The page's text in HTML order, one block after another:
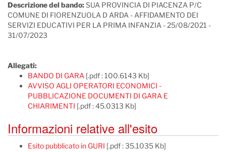
Descrizione del bando:SUA PROVINCIA DI PIACENZA P/C
COMUNE DI FIORENZUOLA D ARDA - AFFIDAMENTO DEI
SERVIZI EDUCATIVI PER LA PRIMA INFANZIA - 25/08/2021 -
31/07/2023
Allegati:
BANDO DI GARA [.pdf : 100.6143 Kb]
AVVISO AGLI OPERATORI ECONOMICI -
PUBBLICAZIONE DOCUMENTI DI GARA E
CHIARIMENTI [.pdf : 45.0313 Kb]
Informazioni relative all'esito
Esito pubblicato in GURI [.pdf : 35.1035 Kb]